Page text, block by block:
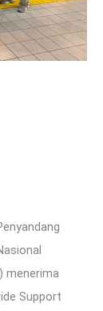
menerima
Support